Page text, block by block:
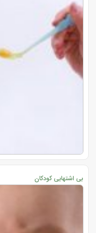
بی اشتهایی کودکان